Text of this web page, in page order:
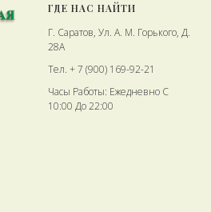
ГДЕ НАС НАЙТИ
Г. Саратов, Ул. А. М. Горького, Д.
28А
Тел. + 7 (900) 169-92-21
Часы Работы: Ежедневно С
10:00 До 22:00